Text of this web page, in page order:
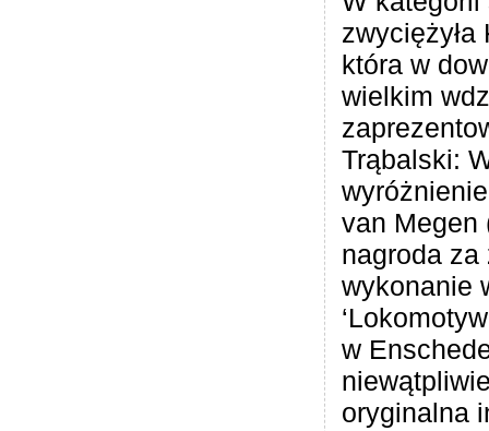
która w
wielkim
Trąbalski:
van Megen
nagroda za
wykonanie
w
oryginalna